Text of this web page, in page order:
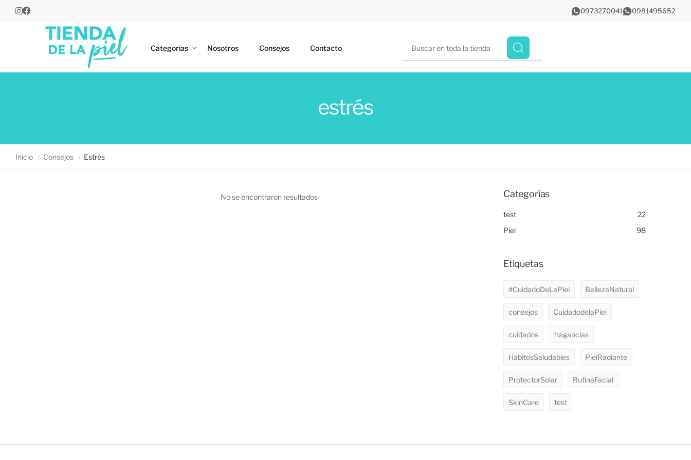
0973270041 0981495652
Categorías Nosotros Consejos Contacto
estrés
Inicio Consejos Estrés
-No se encontraron resultados- Categorías
test
22
Piel
98
Etiquetas
#CuidadoDeLaPiel BellezaNatural
consejos CuidadodelaPiel
cuidados fragancias
HábitosSaludables PielRadiante
ProtectorSolar RutinaFacial
SkinCare test